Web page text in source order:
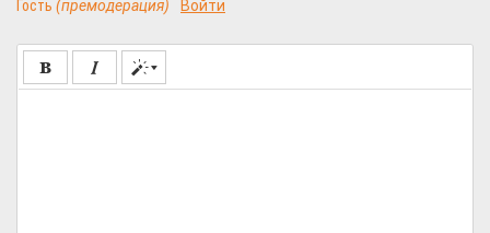
Гость (премодерация) Войти